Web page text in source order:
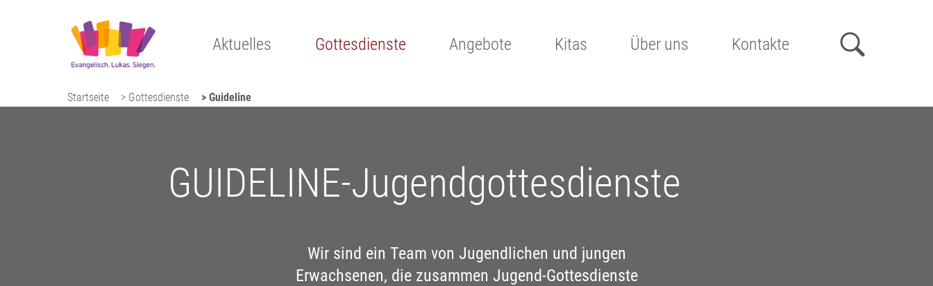
Aktuelles Gottesdienste Angebote Kitas Über uns Kontakte
Startseite > Gottesdienste > Guideline
GUIDELINE-Jugendgottesdienste
Wir sind ein Team von Jugendlichen und jungen
Erwachsenen, die zusammen Jugend-Gottesdienste